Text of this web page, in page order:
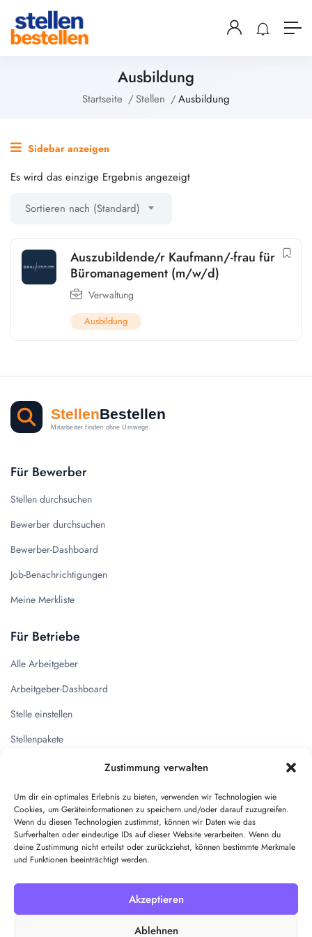
Zustimmung verwalten
Um dir ein optimales Erlebnis zu bieten, verwenden wir Technologien wie
Cookies, um Geräteinformationen zu speichern und/oder darauf zuzugreifen.
Wenn du diesen Technologien zustimmst, können wir Daten wie das
Surfverhalten oder eindeutige IDs auf dieser Website verarbeiten. Wenn du
deine Zustimmung nicht erteilst oder zurückziehst, können bestimmte Merkmale
und Funktionen beeinträchtigt werden.
Akzeptieren
Ablehnen
Ausbildung
Startseite Stellen Ausbildung
Sidebar anzeigen
Es wird das einzige Ergebnis angezeigt
Sortieren nach (Standard)
Auszubildende/r Kaufmann/-frau für
Büromanagement (m/w/d)
Verwaltung
Ausbildung
Für Bewerber
Stellen durchsuchen
Bewerber durchsuchen
Bewerber-Dashboard
Job-Benachrichtigungen
Meine Merkliste
Für Betriebe
Alle Arbeitgeber
Arbeitgeber-Dashboard
Stelle einstellen
Stellenpakete
Kontakt
Impressum
Datenschutz